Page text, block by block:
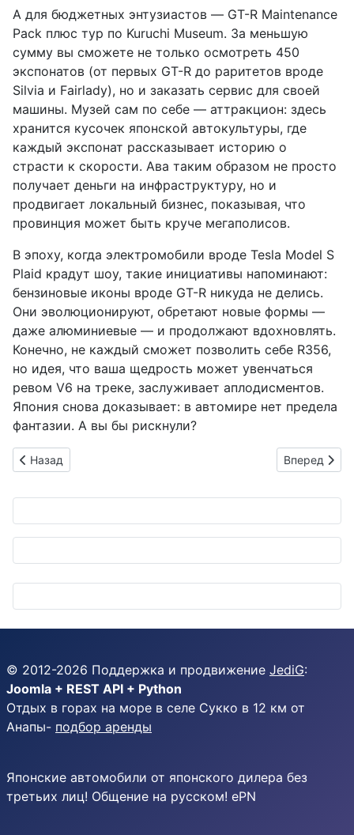
А для бюджетных энтузиастов — GT-R Maintenance
Pack плюс тур по Kuruchi Museum. За меньшую
сумму вы сможете не только осмотреть 450
экспонатов (от первых GT-R до раритетов вроде
Silvia и Fairlady), но и заказать сервис для своей
машины. Музей сам по себе — аттракцион: здесь
хранится кусочек японской автокультуры, где
каждый экспонат рассказывает историю о
страсти к скорости. Ава таким образом не просто
получает деньги на инфраструктуру, но и
продвигает локальный бизнес, показывая, что
провинция может быть круче мегаполисов.
В эпоху, когда электромобили вроде Tesla Model S
Plaid крадут шоу, такие инициативы напоминают:
бензиновые иконы вроде GT-R никуда не делись.
Они эволюционируют, обретают новые формы —
даже алюминиевые — и продолжают вдохновлять.
Конечно, не каждый сможет позволить себе R356,
но идея, что ваша щедрость может увенчаться
ревом V6 на треке, заслуживает аплодисментов.
Япония снова доказывает: в автомире нет предела
фантазии. А вы бы рискнули?
Предыдущий: Водородный велосипед U200: Япония газует
Назад Следующий:
Вперед
© 2012-2026 Поддержка и продвижение JediG:
Joomla + REST API + Python
Отдых в горах на море в селе Сукко в 12 км от
Анапы- подбор аренды
Японские автомобили от японского дилера без
третьих лиц! Общение на русском! ePN